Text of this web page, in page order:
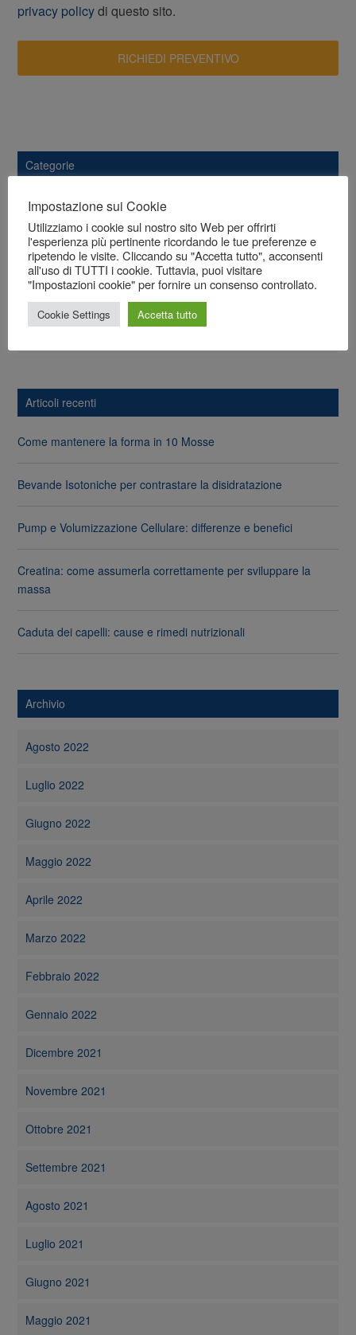
privacy policydi questo sito.
Categorie
Fitoterapici
Integratori per lo Sport
News
Nutraceutici
Articoli recenti
Come mantenere la forma in 10 Mosse
Bevande Isotoniche per contrastare la disidratazione
Pump e Volumizzazione Cellulare: differenze e benefici
Creatina: come assumerla correttamente per sviluppare la
massa
Caduta dei capelli: cause e rimedi nutrizionali
Archivio
Agosto 2022
Luglio 2022
Giugno 2022
Maggio 2022
Aprile 2022
Marzo 2022
Febbraio 2022
Gennaio 2022
Dicembre 2021
Novembre 2021
Ottobre 2021
Settembre 2021
Agosto 2021
Luglio 2021
Giugno 2021
Maggio 2021
Impostazione sui Cookie
Utilizziamo i cookie sul nostro sito Web per offrirti
l'esperienza più pertinente ricordando le tue preferenze e
ripetendo le visite. Cliccando su "Accetta tutto", acconsenti
all'uso di TUTTI i cookie. Tuttavia, puoi visitare
"Impostazioni cookie" per fornire un consenso controllato.
Cookie Settings Accetta tutto